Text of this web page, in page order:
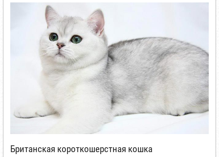
Британская короткошерстная кошка